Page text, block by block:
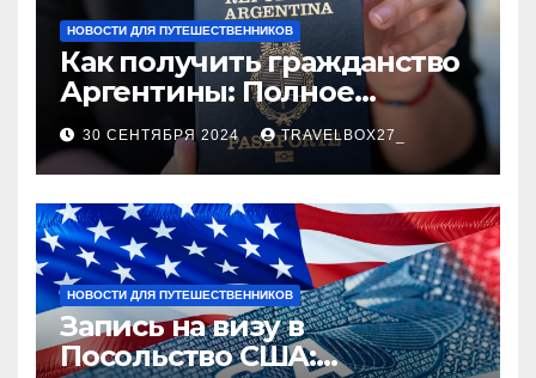
НОВОСТИ ДЛЯ ПУТЕШЕСТВЕННИКОВ
Как получить гражданство
Аргентины: Полное
руководство
30 СЕНТЯБРЯ 2024 TRAVELBOX27_
НОВОСТИ ДЛЯ ПУТЕШЕСТВЕННИКОВ
Запись на визу в
Посольство США: